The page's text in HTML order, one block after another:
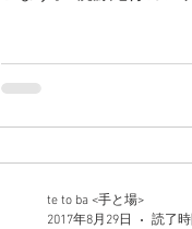
te to ba <手と場>
2017年8月29日
読了